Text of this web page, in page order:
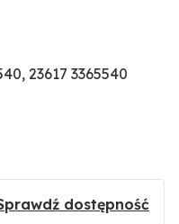
23617 3365540
dostępność